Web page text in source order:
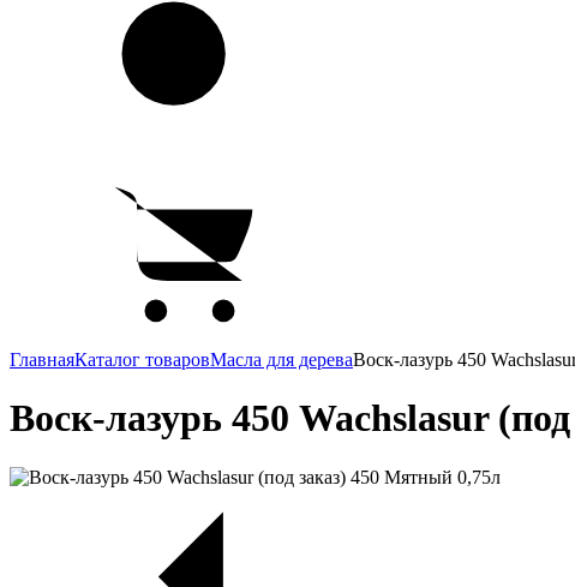
ГлавнаяКаталог товаровМасла для дереваВоск-лазурь 450
Воск-лазурь 450 Wachslasur